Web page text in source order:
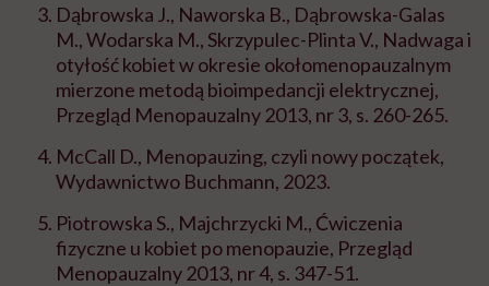
Dąbrowska J., Naworska B., Dąbrowska-Galas
M., Wodarska M., Skrzypulec-Plinta V., Nadwaga i
otyłość kobiet w okresie okołomenopauzalnym
mierzone metodą bioimpedancji elektrycznej,
Przegląd Menopauzalny 2013, nr 3, s. 260-265.
McCall D., Menopauzing, czyli nowy początek,
Wydawnictwo Buchmann, 2023.
Piotrowska S., Majchrzycki M., Ćwiczenia
fizyczne u kobiet po menopauzie, Przegląd
Menopauzalny 2013, nr 4, s. 347-51.